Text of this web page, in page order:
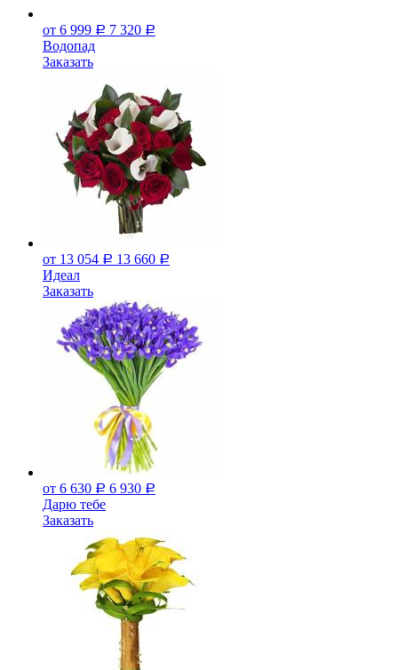
от 6 999 Р 7 320 Р
Водопад
Заказать
от 13 054 Р 13 660 Р
Идеал
Заказать
от 6 630 Р 6 930 Р
Дарю тебе
Заказать